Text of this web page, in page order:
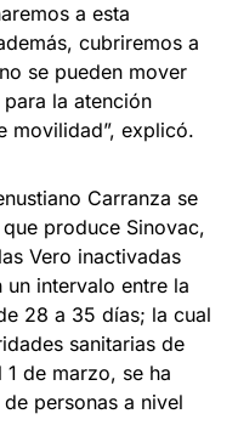
a esta
cubriremos a
se pueden mover
la atención
movilidad”, explicó.
Carranza se
produce Sinovac,
Vero inactivadas
intervalo entre la
28 a 35 días; la cual
sanitarias de
de marzo, se ha
personas a nivel